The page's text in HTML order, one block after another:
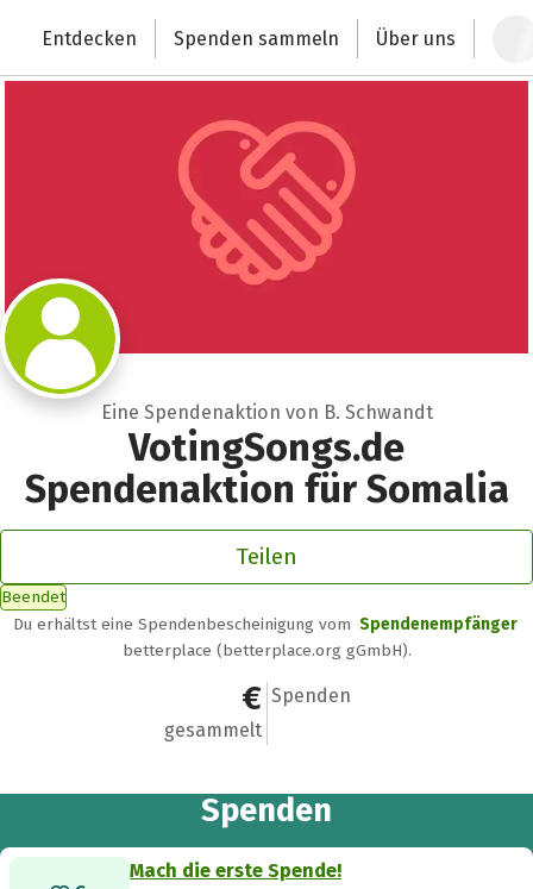
Deutschlands größte Spendenplattform
Entdecken Spenden sammeln Über uns
Eine Spendenaktion von B. Schwandt
VotingSongs.de
Spendenaktion für Somalia
Teilen
Beendet
Du erhältst eine Spendenbescheinigung vom Spendenempfänger
betterplace (betterplace.org gGmbH).
0 €
gesammelt
0
Spenden
Spenden
Mach die erste Spende!